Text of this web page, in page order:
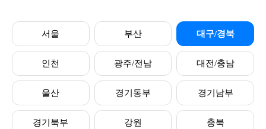
서울 부산 대구/경북
인천 광주/전남 대전/충남
울산 경기동부 경기남부
경기북부 강원 충북